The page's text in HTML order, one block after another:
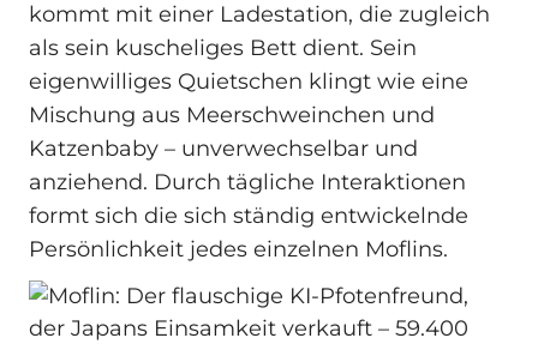
kommt mit einer Ladestation, die zugleich
als sein kuscheliges Bett dient. Sein
eigenwilliges Quietschen klingt wie eine
Mischung aus Meerschweinchen und
Katzenbaby – unverwechselbar und
anziehend. Durch tägliche Interaktionen
formt sich die sich ständig entwickelnde
Persönlichkeit jedes einzelnen Moflins.